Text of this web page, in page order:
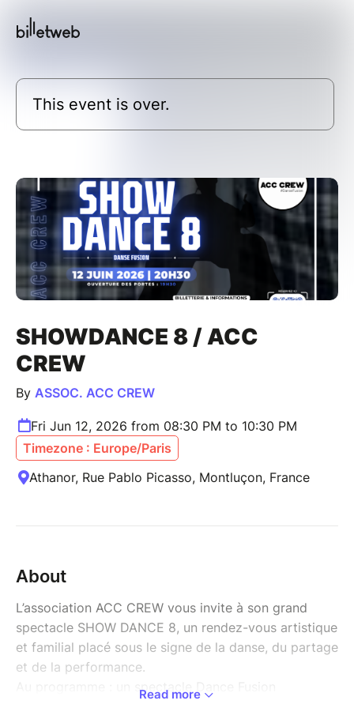
This event is over.
SHOWDANCE 8 / ACC
CREW
By ASSOC. ACC CREW
Fri Jun 12, 2026 from 08:30 PM to 10:30 PM
Timezone : Europe/Paris
Athanor, Rue Pablo Picasso, Montluçon, France
About
L’association ACC CREW vous invite à son grand
spectacle SHOW DANCE 8, un rendez-vous artistique
et familial placé sous le signe de la danse, du partage
et de la performance.
Au programme : un spectacle Dance Fusion
Read more